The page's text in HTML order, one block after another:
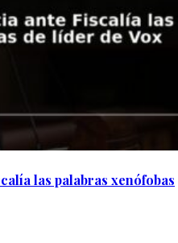
las palabras xenófobas